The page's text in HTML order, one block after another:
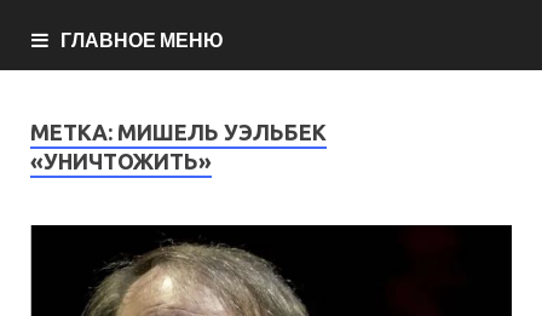
ГЛАВНОЕ МЕНЮ
МЕТКА: МИШЕЛЬ УЭЛЬБЕК
«УНИЧТОЖИТЬ»